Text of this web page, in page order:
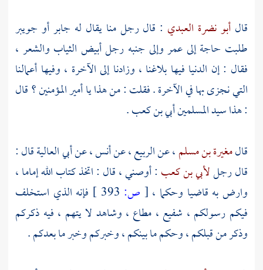
قالأبو نضرة العبدي : قال رجل منا يقال له جابرأو جويبر
طلبت حاجة إلىعمروإلى جنبه رجل أبيض الثياب والشعر ،
فقال : إن الدنيا فيها بلاغنا ، وزادنا إلى الآخرة ، وفيها أعمالنا
التي نجزى بها في الآخرة . فقلت : من هذا يا أمير المؤمنين ؟ قال
: هذا سيد المسلمينأبي بن كعب.
قالمغيرة بن مسلم، عنالربيع، عنأنس، عنأبي العاليةقال :
قال رجللأبي بن كعب : أوصني ، قال : اتخذ كتاب الله إماما ،
وارض به قاضيا وحكما ، [ ص:
فإنه الذي استخلف
فيكم رسولكم ، شفيع ، مطاع ، وشاهد لا يتهم ، فيه ذكركم
وذكر من قبلكم ، وحكم ما بينكم ، وخبركم وخبر ما بعدكم .